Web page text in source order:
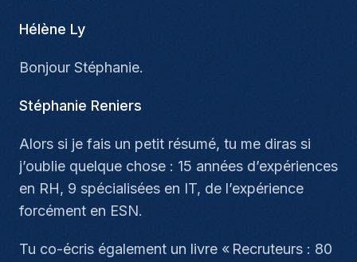
Hélène Ly
Bonjour Stéphanie.
Stéphanie Reniers
Alors si je fais un petit résumé, tu me diras si
j’oublie quelque chose : 15 années d’expériences
en RH, 9 spécialisées en IT, de l’expérience
forcément en ESN.
Tu co-écris également un livre « Recruteurs : 80